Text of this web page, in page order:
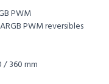
PWM
PWM reversibles
/ 360 mm